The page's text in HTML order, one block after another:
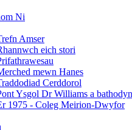
Ni
Amser
eich stori
mewn Hanes
Cerddorol
Ysgol Dr Williams a
1975 - Coleg Meirion-Dwyfor